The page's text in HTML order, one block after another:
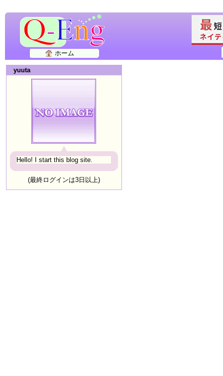
ホーム
yuuta
Hello! I start this blog site.
(最終ログインは3日以上)